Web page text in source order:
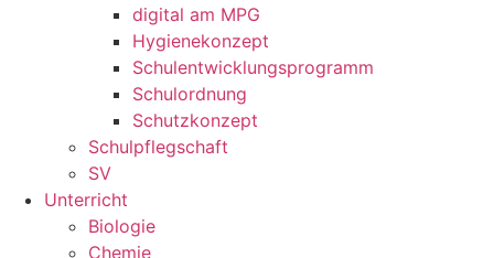
digital am MPG
Hygienekonzept
Schulentwicklungsprogramm
Schulordnung
Schutzkonzept
Schulpflegschaft
SV
Unterricht
Biologie
Chemie